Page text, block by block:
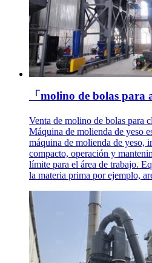
「molino de bolas para
Venta de molino de bolas para
Máquina de molienda de yeso
máquina de molienda de yeso,
compacto, operación y
límite para el área de trabajo.
la materia prima por ejemplo,